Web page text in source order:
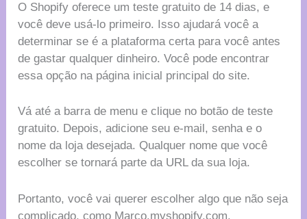
O Shopify oferece um teste gratuito de 14 dias, e
você deve usá-lo primeiro. Isso ajudará você a
determinar se é a plataforma certa para você antes
de gastar qualquer dinheiro. Você pode encontrar
essa opção na página inicial principal do site.
Vá até a barra de menu e clique no botão de teste
gratuito. Depois, adicione seu e-mail, senha e o
nome da loja desejada. Qualquer nome que você
escolher se tornará parte da URL da sua loja.
Portanto, você vai querer escolher algo que não seja
complicado, como Marco.myshopify.com.